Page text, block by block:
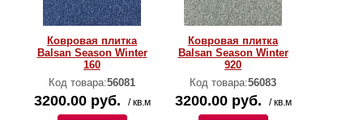
Ковровая плитка
Balsan Season Winter
160
Код товара:56081
3200.00 руб. / кв.м
Ковровая плитка
Balsan Season Winter
920
Код товара:56083
3200.00 руб. / кв.м